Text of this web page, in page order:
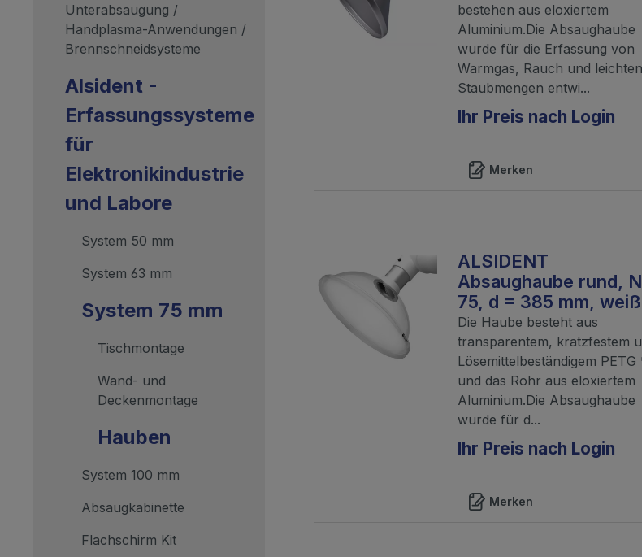
Unterabsaugung /
Handplasma-Anwendungen /
Brennschneidsysteme
Alsident -
Erfassungssysteme
für
Elektronikindustrie
und Labore
System 50 mm
System 63 mm
System 75 mm
Tischmontage
Wand- und
Deckenmontage
Hauben
System 100 mm
Absaugkabinette
Flachschirm Kit
bestehen aus eloxiertem
Aluminium.Die Absaughaube
wurde für die Erfassung von
Warmgas, Rauch und leichten
Staubmengen entwi...
Ihr Preis nach Login
Merken
ALSIDENT
Absaughaube rund,
75, d = 385 mm, weiß
Die Haube besteht aus
transparentem, kratzfestem
Lösemittelbeständigem PETG
und das Rohr aus eloxiertem
Aluminium.Die Absaughaube
wurde für d...
Ihr Preis nach Login
Merken